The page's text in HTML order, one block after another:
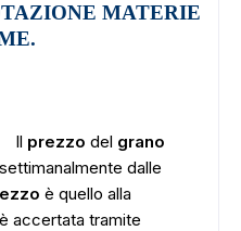
MATERIE
Il prezzo del grano
dalle
è quello alla
accertata tramite